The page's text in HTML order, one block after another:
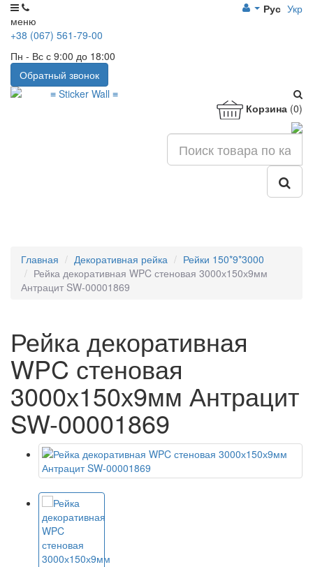
меню
Рус Укр
+38 (067) 561-79-00
Пн - Вс с 9:00 до 18:00
Обратный звонок
Корзина (0)
Главная Декоративная рейка
Рейки 150*9*3000
Рейка декоративная WPC стеновая 3000х150х9мм
Антрацит SW-00001869
Рейка декоративная
WPC стеновая
3000х150х9мм Антрацит
SW-00001869